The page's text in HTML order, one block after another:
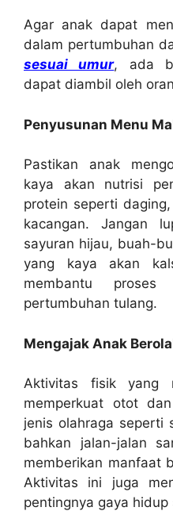
Agar anak dapat
dalam pertumbuhan
sesuai umur, ada
dapat diambil oleh
Penyusunan Menu
Pastikan anak
kaya akan nutrisi
protein seperti
kacangan. Jangan
sayuran hijau, buah-
yang kaya akan
membantu
pertumbuhan tulang.
Mengajak Anak
Aktivitas fisik yang
memperkuat otot
jenis olahraga seperti
bahkan jalan-jalan
memberikan manfaat
Aktivitas ini juga
pentingnya gaya